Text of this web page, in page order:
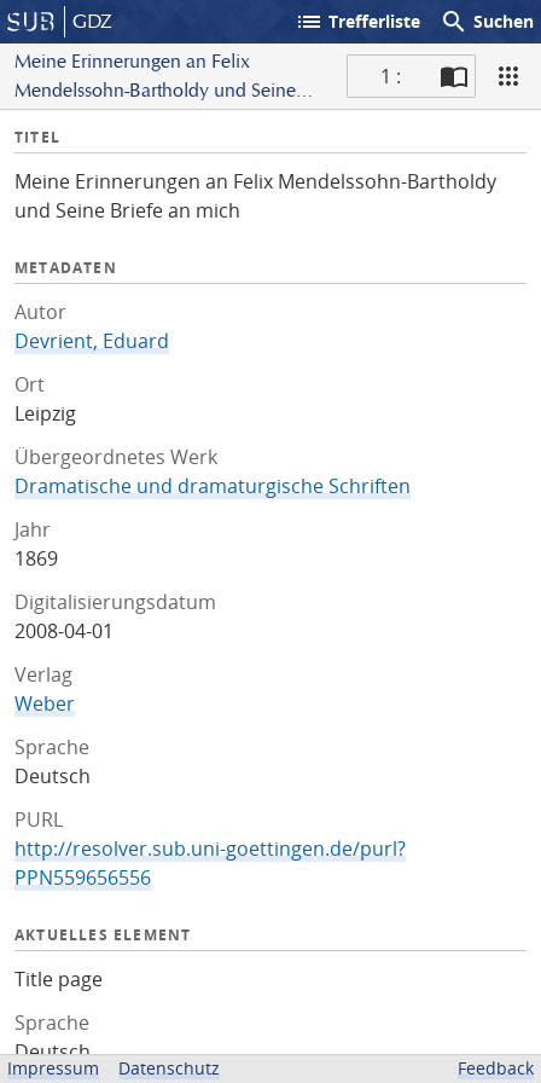
GDZ list Trefferliste search Suchen
Meine Erinnerungen an Felix
Mendelssohn-Bartholdy und Seine
1 :
I
f
o
TITEL
Meine Erinnerungen an Felix Mendelssohn-Bartholdy
und Seine Briefe an mich
METADATEN
Autor
Devrient, Eduard
Ort
Leipzig
Übergeordnetes Werk
Dramatische und dramaturgische Schriften
Jahr
1869
Digitalisierungsdatum
2008-04-01
Verlag
Weber
Sprache
Deutsch
PURL
http://resolver.sub.uni-goettingen.de/purl?
PPN559656556
AKTUELLES ELEMENT
Title page
Sprache
Deutsch
Impressum Datenschutz Feedback